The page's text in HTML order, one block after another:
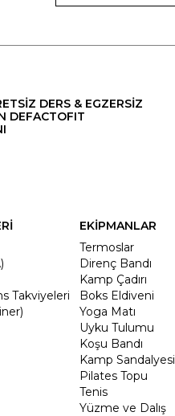
DERS & EGZERSİZ
DEFACTOFIT
Takviyeleri
EKİPMANLAR
Termoslar
Direnç Bandı
Kamp Çadırı
Boks Eldiveni
Yoga Matı
Uyku Tulumu
Koşu Bandı
Kamp Sandalyesi
Pilates Topu
Tenis
Yüzme ve Dalış